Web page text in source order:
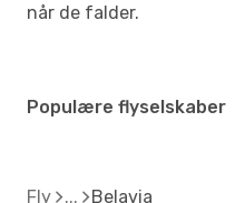
når de falder.
Populære flyselskaber
Fly Belavia